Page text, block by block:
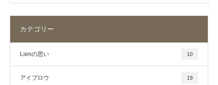
カテゴリー
Lienの思い 10
アイブロウ 19